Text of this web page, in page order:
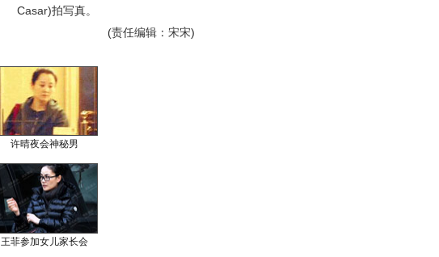
Casar)拍写真。
(责任编辑：宋宋)
许晴夜会神秘男
王菲参加女儿家长会